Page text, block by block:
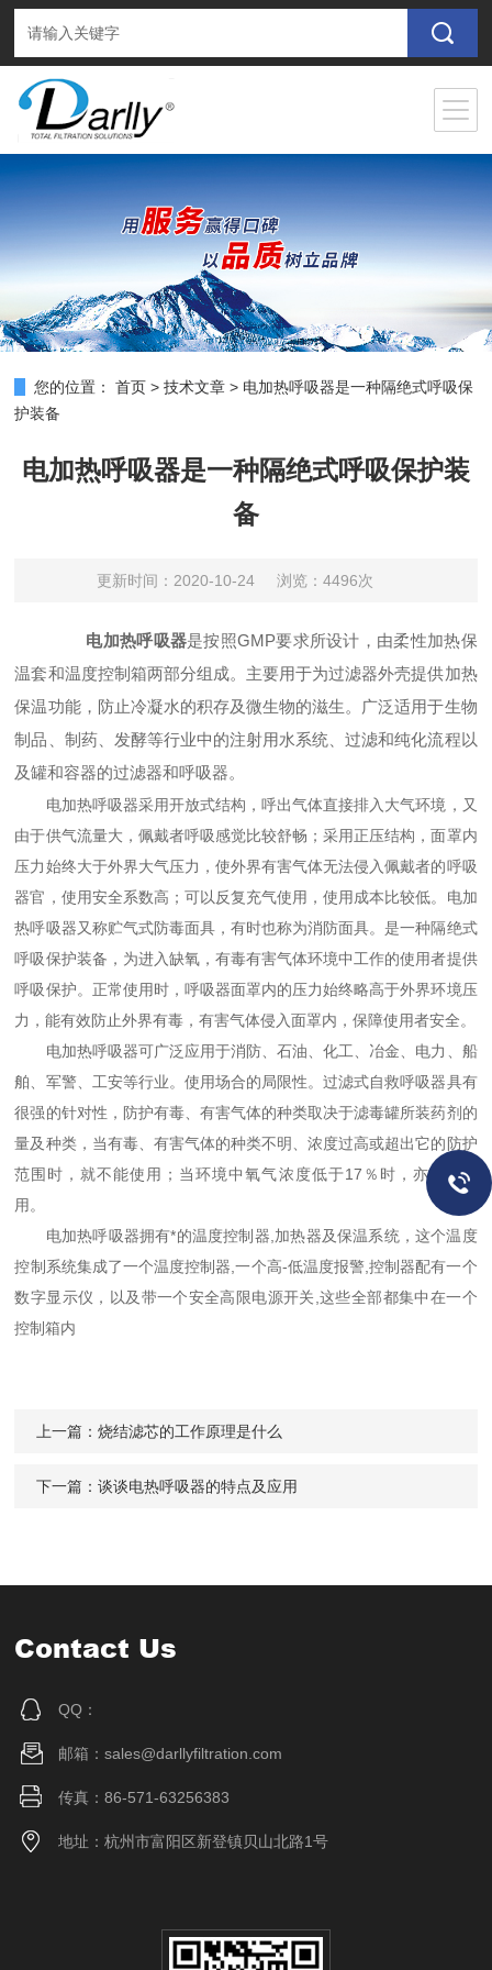
您的位置： 首页 >技术文章 > 电加热呼吸器是一种隔绝式呼吸保
护装备
电加热呼吸器是一种隔绝式呼吸保护装
备
更新时间：2020-10-24 浏览：4496次
电加热呼吸器是按照GMP要求所设计，由柔性加热保
温套和温度控制箱两部分组成。主要用于为过滤器外壳提供加热
保温功能，防止冷凝水的积存及微生物的滋生。广泛适用于生物
制品、制药、发酵等行业中的注射用水系统、过滤和纯化流程以
及罐和容器的过滤器和呼吸器。
电加热呼吸器采用开放式结构，呼出气体直接排入大气环境，又
由于供气流量大，佩戴者呼吸感觉比较舒畅；采用正压结构，面罩内
压力始终大于外界大气压力，使外界有害气体无法侵入佩戴者的呼吸
器官，使用安全系数高；可以反复充气使用，使用成本比较低。电加
热呼吸器又称贮气式防毒面具，有时也称为消防面具。是一种隔绝式
呼吸保护装备，为进入缺氧，有毒有害气体环境中工作的使用者提供
呼吸保护。正常使用时，呼吸器面罩内的压力始终略高于外界环境压
力，能有效防止外界有毒，有害气体侵入面罩内，保障使用者安全。
电加热呼吸器可广泛应用于消防、石油、化工、冶金、电力、船
舶、军警、工安等行业。使用场合的局限性。过滤式自救呼吸器具有
很强的针对性，防护有毒、有害气体的种类取决于滤毒罐所装药剂的
量及种类，当有毒、有害气体的种类不明、浓度过高或超出它的防护
范围时，就不能使用；当环境中氧气浓度低于17％时，亦不能使
用。
电加热呼吸器拥有*的温度控制器,加热器及保温系统，这个温度
控制系统集成了一个温度控制器,一个高-低温度报警,控制器配有一个
数字显示仪，以及带一个安全高限电源开关,这些全部都集中在一个
控制箱内
上一篇：烧结滤芯的工作原理是什么
下一篇：谈谈电热呼吸器的特点及应用
Contact Us
QQ：
邮箱：sales@darllyfiltration.com
传真：86-571-63256383
地址：杭州市富阳区新登镇贝山北路1号